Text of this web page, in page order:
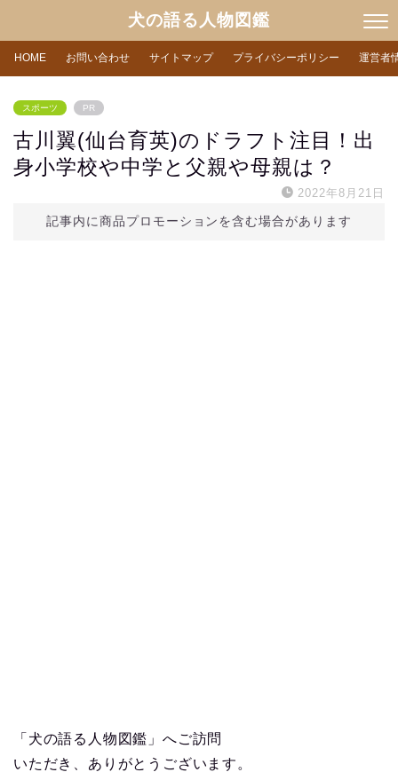
犬の語る人物図鑑
HOME お問い合わせ サイトマップ プライバシーポリシー 運営者
スポーツ PR
古川翼(仙台育英)のドラフト注目！出
身小学校や中学と父親や母親は？
2022年8月21日
記事内に商品プロモーションを含む場合があります
「犬の語る人物図鑑」へご訪問
いただき、ありがとうございます。